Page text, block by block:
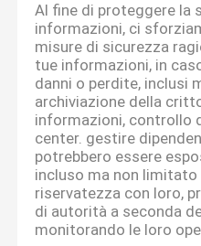
Al fine di proteggere la
informazioni, ci
misure di sicurezza
tue informazioni, in
danni o perdite, inclusi
archiviazione della
informazioni, controllo
center. gestire
potrebbero essere
incluso ma non
riservatezza con loro,
di autorità a seconda
monitorando le loro